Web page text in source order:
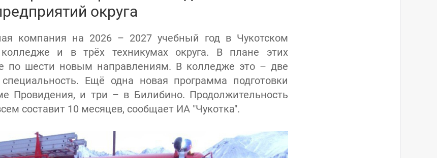
округа
компания на 2026 – 2027 учебный год в Чукотском
и в трёх техникумах округа. В плане этих
по шести новым направлениям. В колледже это – две
Ещё одна новая программа подготовки
Провидения, и три – в Билибино. Продолжительность
составит 10 месяцев, сообщает ИА "Чукотка".